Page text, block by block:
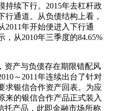
持续下行。2015年去杠杆政
行通道。从负债结构上看，
2011年开始便进入下行通
从2010年三季度的84.65%
产与负债存在期限错配风
～2011年连续出台了针对
求银信合作资产回表。为应
来的银信合作产品正式装入
托产品，此即金融市场所称